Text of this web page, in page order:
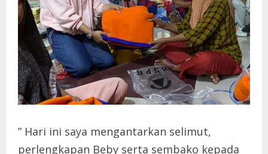
” Hari ini saya mengantarkan selimut,
perlengkapan Beby serta sembako kepada